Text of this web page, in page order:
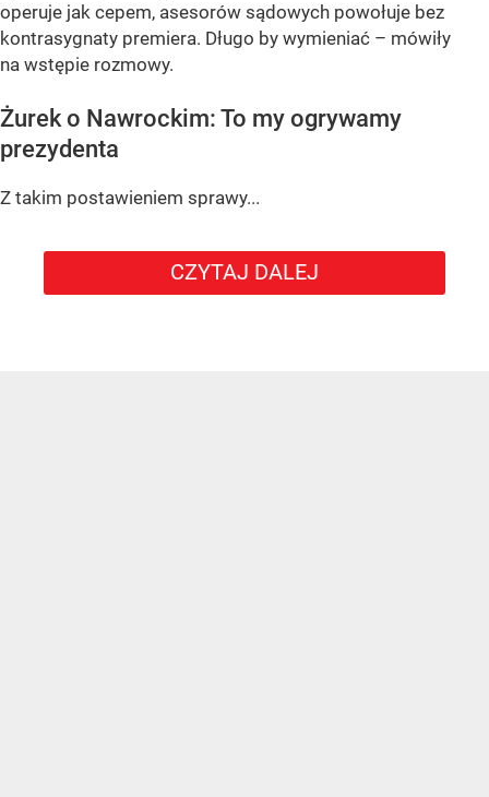
operuje jak cepem, asesorów sądowych powołuje bez
kontrasygnaty premiera. Długo by wymieniać – mówiły
na wstępie rozmowy.
Żurek o Nawrockim: To my ogrywamy
prezydenta
Z takim postawieniem sprawy...
CZYTAJ DALEJ